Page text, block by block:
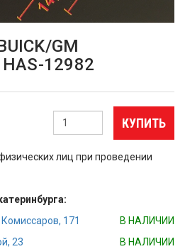
GM
12982
КУПИТЬ
лиц при проведении
171
В НАЛИЧИИ
23
В НАЛИЧИИ